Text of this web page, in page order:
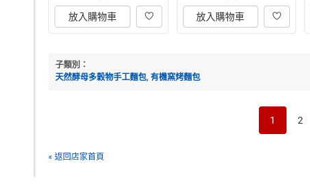
放入購物車 放入購物車
子類別：
天然酵母多穀物手工麵包, 有機窯烤麵包
1 2
« 返回店家首頁